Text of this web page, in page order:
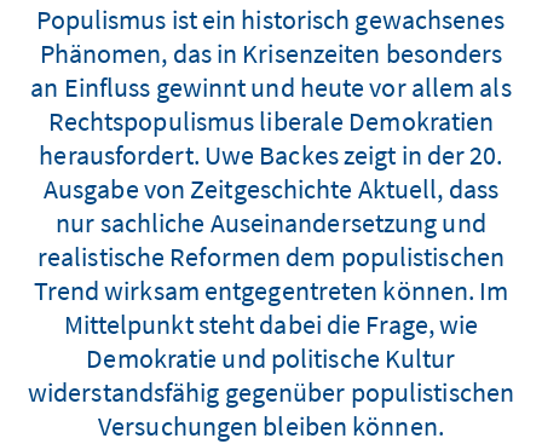
Populismus ist ein historisch gewachsenes
Phänomen, das in Krisenzeiten besonders
an Einfluss gewinnt und heute vor allem als
Rechtspopulismus liberale Demokratien
herausfordert. Uwe Backes zeigt in der 20.
Ausgabe von Zeitgeschichte Aktuell, dass
nur sachliche Auseinandersetzung und
realistische Reformen dem populistischen
Trend wirksam entgegentreten können. Im
Mittelpunkt steht dabei die Frage, wie
Demokratie und politische Kultur
widerstandsfähig gegenüber populistischen
Versuchungen bleiben können.